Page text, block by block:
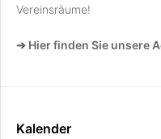
Vereinsräume!
➔ Hier finden Sie unsere
Kalender